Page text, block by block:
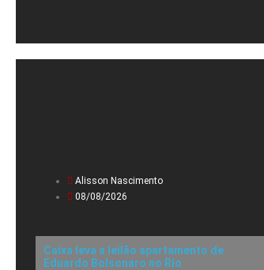
Alisson Nascimento
08/08/2026
Caixa leva a leilão apartamento de
Eduardo Bolsonaro no Rio